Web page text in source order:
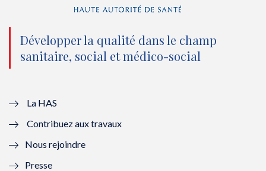
n
o
u
l
l
(
n
o
e
n
o
u
(
n
o
Développer la qualité dans le champ
sanitaire, social et médico-social
La HAS
Contribuez aux travaux
Nous rejoindre
Presse